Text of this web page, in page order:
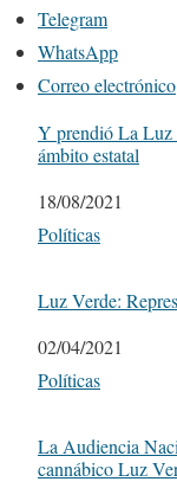
Telegram
WhatsApp
Correo electrónico
Y prendió La Luz
ámbito estatal
Fecha
18/08/2021
Respecto a
Políticas
Luz Verde:
Fecha
02/04/2021
Respecto a
Políticas
La Audiencia
cannábico Luz